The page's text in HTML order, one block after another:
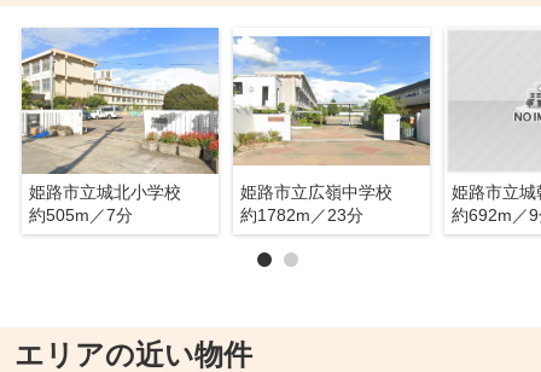
姫路市立城北小学校
約505m／7分
姫路市立広嶺中学校
約1782m／23分
姫路市立城
約692m／
エリアの近い物件